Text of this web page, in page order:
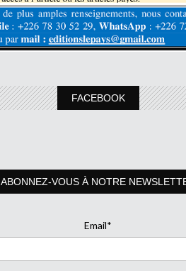
FACEBOOK
ABONNEZ-VOUS À NOTRE
Email*